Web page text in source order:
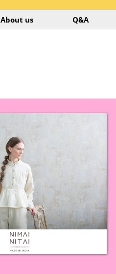
About us Q&A